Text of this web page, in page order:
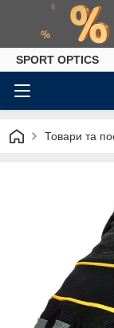
SPORT OPTICS
Товари та